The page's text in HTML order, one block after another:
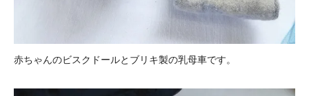
赤ちゃんのビスクドールとブリキ製の乳母車です。